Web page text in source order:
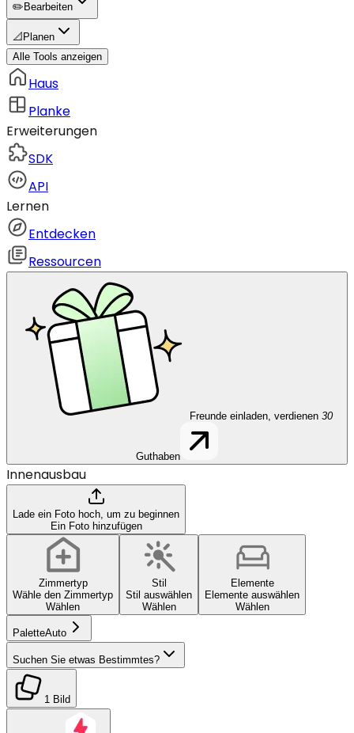
✏️ Bearbeiten
📐 Planen
Alle Tools anzeigen
Haus
Planke
Erweiterungen
SDK
API
Lernen
Entdecken
Ressourcen
Freunde einladen, verdienen 30
Guthaben
Innenausbau
Lade ein Foto hoch, um zu beginnen
Ein Foto hinzufügen
Zimmertyp
Wähle den Zimmertyp
Wählen
Stil
Stil auswählen
Wählen
Elemente
Elemente auswählen
Wählen
PaletteAuto
Suchen Sie etwas Bestimmtes?
1 Bild